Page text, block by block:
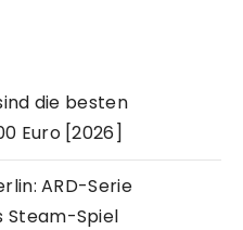
die besten
Euro [2026]
ARD-Serie
Steam-Spiel